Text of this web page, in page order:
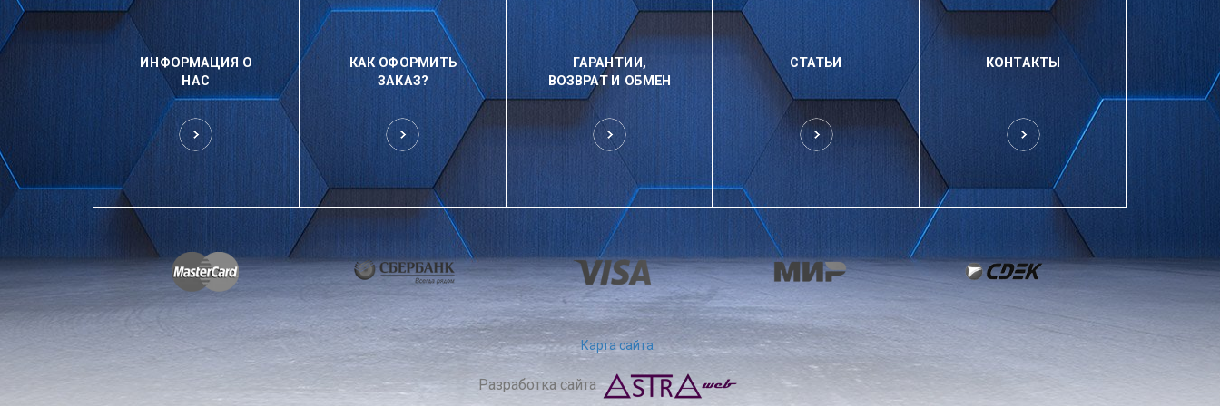
ИНФОРМАЦИЯ О
НАС
КАК ОФОРМИТЬ
ЗАКАЗ?
ГАРАНТИИ,
ВОЗВРАТ И ОБМЕН
СТАТЬИ КОНТАКТЫ
Карта сайта
Разработка сайта